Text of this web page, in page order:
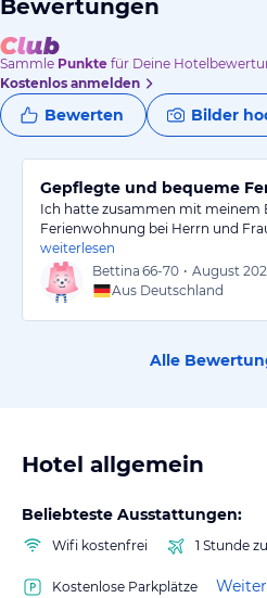
Bewertungen
Sammle Punkte für Deine
Kostenlos anmelden
Bewerten Bilder
Gepflegte und bequeme
Ich hatte zusammen mit meinem
Ferienwohnung bei Herrn und
weiterlesen
Bettina 66-70 • August
Aus Deutschland
Alle
Hotel allgemein
Beliebteste Ausstattungen:
Wifi kostenfrei 1 Stunde
Kostenlose Parkplätze